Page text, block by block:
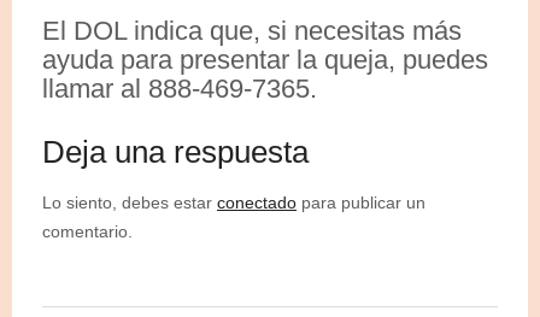
El DOL indica que, si necesitas más
ayuda para presentar la queja, puedes
llamar al 888-469-7365.
Deja una respuesta
Lo siento, debes estar conectado para publicar un
comentario.